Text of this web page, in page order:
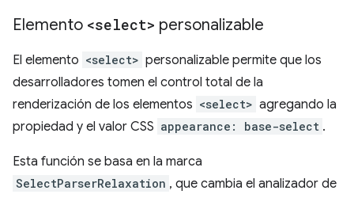
Elemento <select> personalizable
El elemento <select> personalizable permite que los
desarrolladores tomen el control total de la
renderización de los elementos <select> agregando la
propiedad y el valor CSS appearance: base-select .
Esta función se basa en la marca
SelectParserRelaxation , que cambia el analizador de